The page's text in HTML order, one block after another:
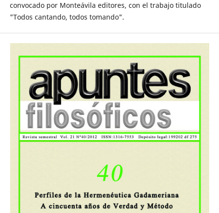
convocado por Monteávila editores, con el trabajo titulado
"Todos cantando, todos tomando".